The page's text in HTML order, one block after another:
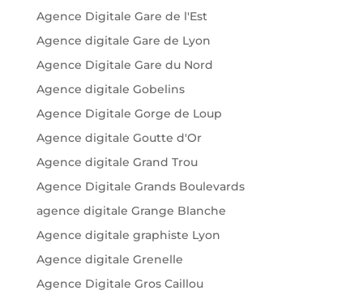
Agence Digitale Gare de l'Est
Agence digitale Gare de Lyon
Agence Digitale Gare du Nord
Agence digitale Gobelins
Agence Digitale Gorge de Loup
Agence digitale Goutte d'Or
Agence digitale Grand Trou
Agence Digitale Grands Boulevards
agence digitale Grange Blanche
Agence digitale graphiste Lyon
Agence digitale Grenelle
Agence Digitale Gros Caillou